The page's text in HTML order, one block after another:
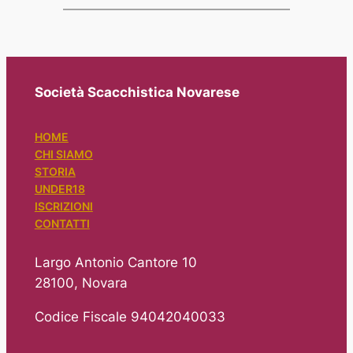
Società Scacchistica Novarese
HOME
CHI SIAMO
STORIA
UNDER18
ISCRIZIONI
CONTATTI
Largo Antonio Cantore 10
28100, Novara
Codice Fiscale 94042040033